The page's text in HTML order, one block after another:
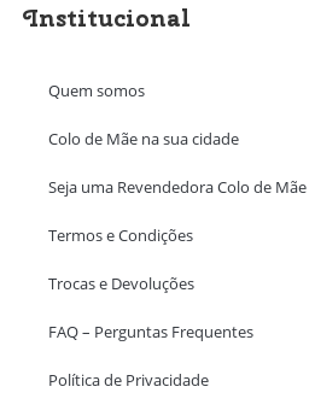
Institucional
Quem somos
Colo de Mãe na sua cidade
Seja uma Revendedora Colo de Mãe
Termos e Condições
Trocas e Devoluções
FAQ – Perguntas Frequentes
Política de Privacidade